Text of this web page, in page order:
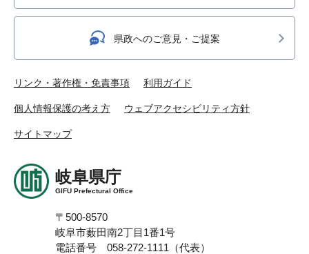
県政へのご意見・ご提案
リンク・著作権・免責事項 利用ガイド
個人情報保護の考え方 ウェブアクセシビリティ方針
サイトマップ
岐阜県庁
GIFU Prefectural Office
〒500-8570
岐阜市薮田南2丁目1番1号
電話番号 058-272-1111（代表）